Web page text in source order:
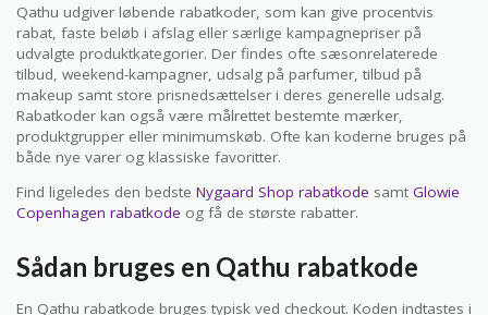
Qathu udgiver løbende rabatkoder, som kan give procentvis
rabat, faste beløb i afslag eller særlige kampagnepriser på
udvalgte produktkategorier. Der findes ofte sæsonrelaterede
tilbud, weekend-kampagner, udsalg på parfumer, tilbud på
makeup samt store prisnedsættelser i deres generelle udsalg.
Rabatkoder kan også være målrettet bestemte mærker,
produktgrupper eller minimumskøb. Ofte kan koderne bruges på
både nye varer og klassiske favoritter.
Find ligeledes den bedste Nygaard Shop rabatkode samt Glowie
Copenhagen rabatkode og få de største rabatter.
Sådan bruges en Qathu rabatkode
En Qathu rabatkode bruges typisk ved checkout. Koden indtastes i